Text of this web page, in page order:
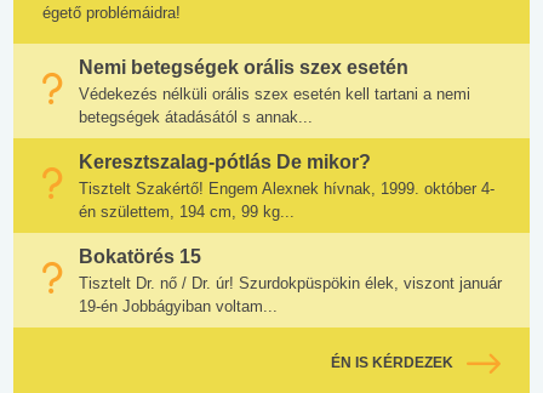
égető problémáidra!
Nemi betegségek orális szex esetén
Védekezés nélküli orális szex esetén kell tartani a nemi
betegségek átadásától s annak...
Keresztszalag-pótlás De mikor?
Tisztelt Szakértő! Engem Alexnek hívnak, 1999. október 4-
én születtem, 194 cm, 99 kg...
Bokatörés 15
Tisztelt Dr. nő / Dr. úr! Szurdokpüspökin élek, viszont január
19-én Jobbágyiban voltam...
ÉN IS KÉRDEZEK